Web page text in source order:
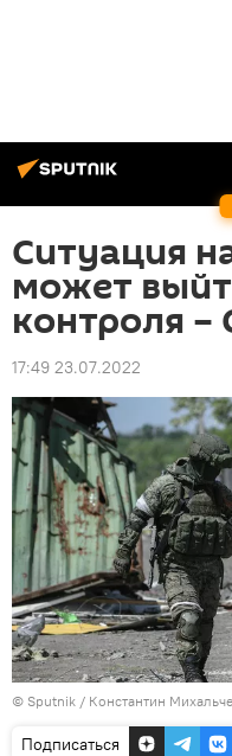
Ситуация
может
контроля
17:49 23.07.2022
© Sputnik / Константин
Подписаться